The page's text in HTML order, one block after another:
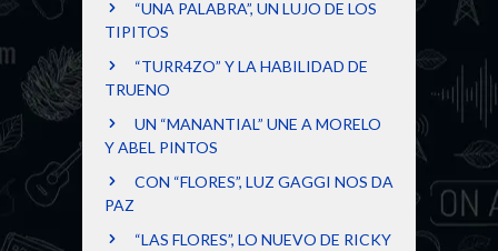
“UNA PALABRA”, UN LUJO DE LOS
TIPITOS
“TURR4ZO” Y LA HABILIDAD DE
TRUENO
UN “MANANTIAL” UNE A MORELO
Y ABEL PINTOS
CON “FLORES”, LUZ GAGGI NOS DA
PAZ
“LAS FLORES”, LO NUEVO DE RICKY